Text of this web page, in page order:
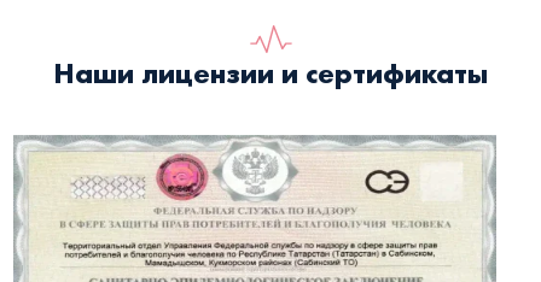
Наши лицензии и сертификаты